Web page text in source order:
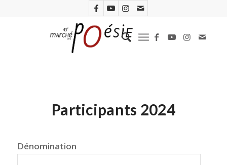
Participants 2024
Dénomination